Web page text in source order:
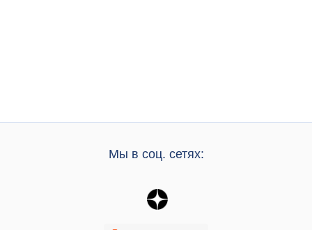
Мы в соц. сетях: